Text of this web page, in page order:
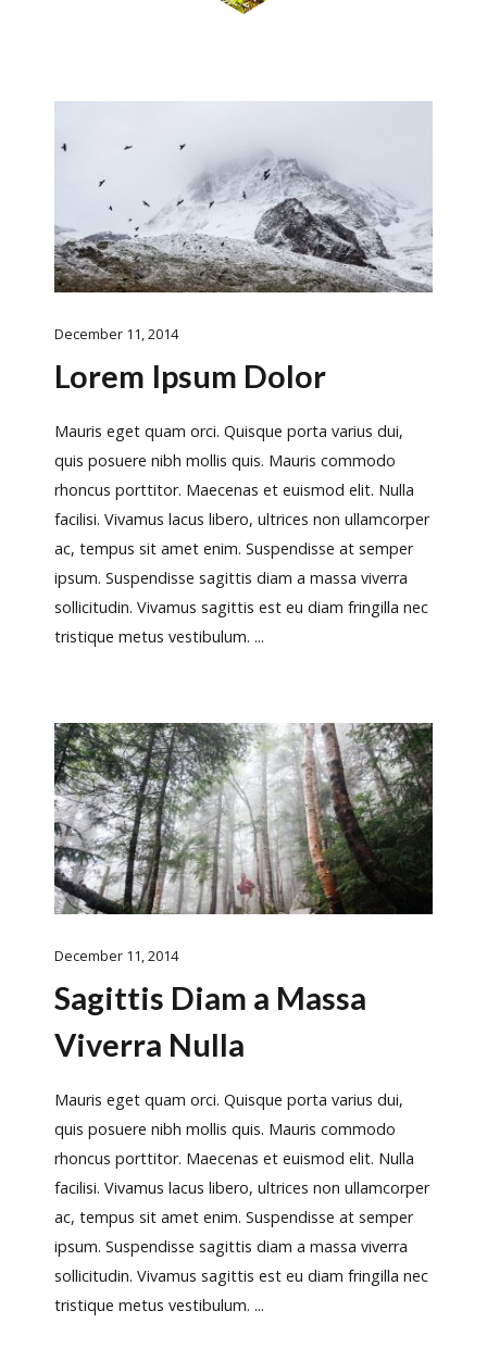
December 11, 2014
Lorem Ipsum Dolor
Mauris eget quam orci. Quisque porta varius dui,
quis posuere nibh mollis quis. Mauris commodo
rhoncus porttitor. Maecenas et euismod elit. Nulla
facilisi. Vivamus lacus libero, ultrices non ullamcorper
ac, tempus sit amet enim. Suspendisse at semper
ipsum. Suspendisse sagittis diam a massa viverra
sollicitudin. Vivamus sagittis est eu diam fringilla nec
tristique metus vestibulum. ...
December 11, 2014
Sagittis Diam a Massa
Viverra Nulla
Mauris eget quam orci. Quisque porta varius dui,
quis posuere nibh mollis quis. Mauris commodo
rhoncus porttitor. Maecenas et euismod elit. Nulla
facilisi. Vivamus lacus libero, ultrices non ullamcorper
ac, tempus sit amet enim. Suspendisse at semper
ipsum. Suspendisse sagittis diam a massa viverra
sollicitudin. Vivamus sagittis est eu diam fringilla nec
tristique metus vestibulum. ...